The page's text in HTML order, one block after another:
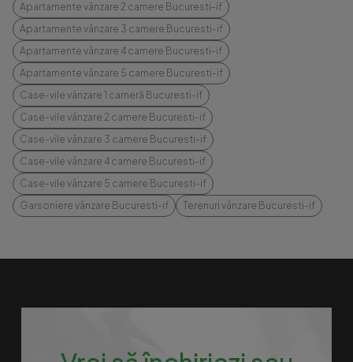
Apartamente vânzare 2 camere Bucuresti-if
Apartamente vânzare 3 camere Bucuresti-if
Apartamente vânzare 4 camere Bucuresti-if
Apartamente vânzare 5 camere Bucuresti-if
Case-vile vânzare 1 cameră Bucuresti-if
Case-vile vânzare 2 camere Bucuresti-if
Case-vile vânzare 3 camere Bucuresti-if
Case-vile vânzare 4 camere Bucuresti-if
Case-vile vânzare 5 camere Bucuresti-if
Garsoniere vânzare Bucuresti-if
Terenuri vânzare Bucuresti-if